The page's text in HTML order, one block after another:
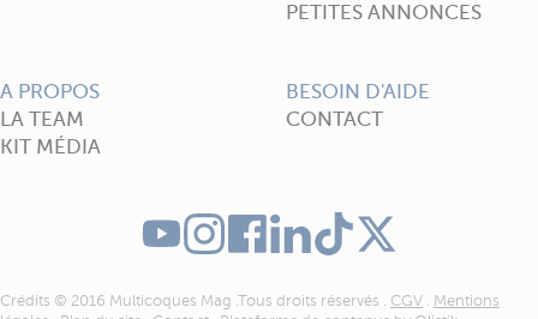
PETITES ANNONCES
A PROPOS
LA TEAM
KIT MÉDIA
BESOIN D'AIDE
CONTACT
Crédits © 2016 Multicoques Mag .Tous droits réservés . CGV
Mentions